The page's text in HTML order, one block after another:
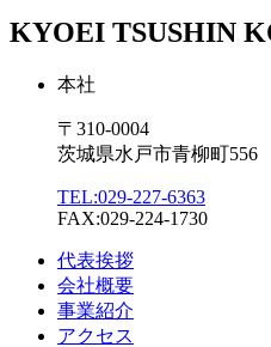
KYOEI TSUSHIN
本社
〒310-0004
茨城県水戸市青柳町556
TEL:029-227-6363
FAX:029-224-1730
代表挨拶
会社概要
事業紹介
アクセス